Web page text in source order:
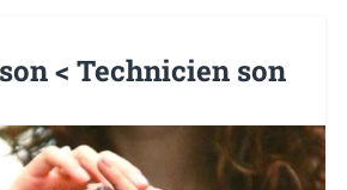
< Technicien son